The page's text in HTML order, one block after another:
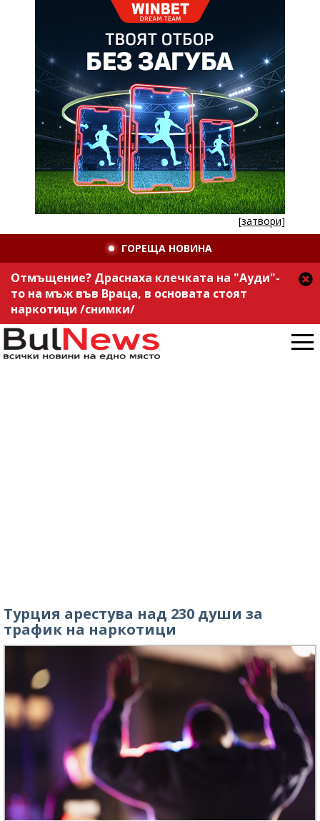
[затвори]
ГОРЕЩА НОВИНА
Отмъщение? Драснаха клечката на "Ауди"-
то на мъж във Враца, в основата стоят
наркотици /снимки/
Турция арестува над 230 души за
трафик на наркотици